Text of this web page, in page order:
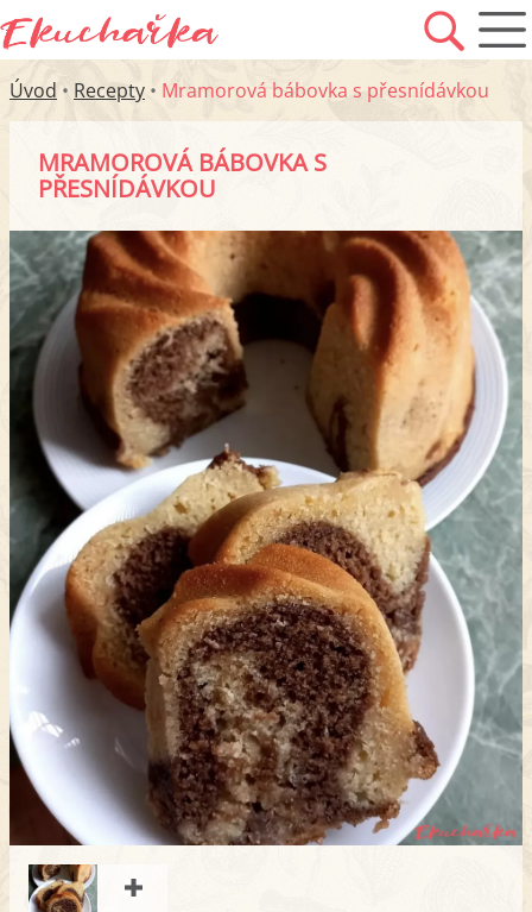
Úvod • Recepty • Mramorová bábovka s přesnídávkou
MRAMOROVÁ BÁBOVKA S
PŘESNÍDÁVKOU